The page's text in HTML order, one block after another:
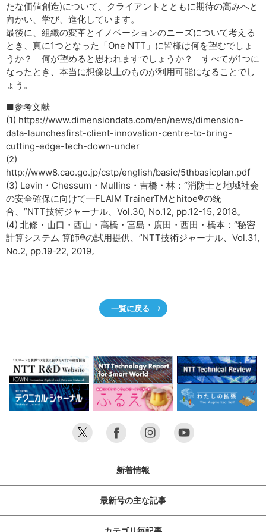
たな価値創造)について、クライアントとともに期待の高みへと
向かい、学び、進化しています。
最後に、組織の変革とイノベーションのニーズについて考える
とき、真に1つとなった「One NTT」に皆様は何を望むでしょ
うか？ 何が望めると思われますでしょうか？ すべてが1つに
なったとき、本当に想像以上のものが利用可能になることでし
ょう。
■参考文献
(1) https://www.dimensiondata.com/en/news/dimension-
data-launchesfirst-client-innovation-centre-to-bring-
cutting-edge-tech-down-under
(2)
http://www8.cao.go.jp/cstp/english/basic/5thbasicplan.pdf
(3) Levin・Chessum・Mullins・吉橋・林：“消防士と地域社会
の安全確保に向けて―FLAIM TrainerTMとhitoe®の統
合、”NTT技術ジャーナル、Vol.30, No.12, pp.12-15, 2018。
(4) 北條・山口・西山・高橋・宮島・廣田・西田・橋本：“秘密
計算システム 算師®の試用提供、”NTT技術ジャーナル、Vol.31,
No.2, pp.19-22, 2019。
一覧に戻る
新着情報
最新号の主な記事